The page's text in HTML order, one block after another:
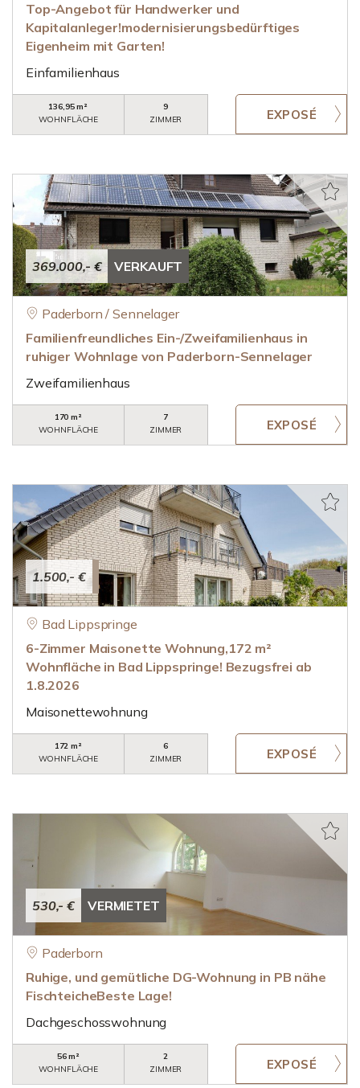
Top-Angebot für Handwerker und
Kapitalanleger!modernisierungsbedürftiges
Eigenheim mit Garten!
Einfamilienhaus
136,95 m²
WOHNFLÄCHE
9
ZIMMER
369.000,- € VERKAUFT
Paderborn / Sennelager
Familienfreundliches Ein-/Zweifamilienhaus in
ruhiger Wohnlage von Paderborn-Sennelager
Zweifamilienhaus
170 m²
WOHNFLÄCHE
7
ZIMMER
1.500,- €
Bad Lippspringe
6-Zimmer Maisonette Wohnung,172 m²
Wohnfläche in Bad Lippspringe! Bezugsfrei ab
1.8.2026
Maisonettewohnung
172 m²
WOHNFLÄCHE
6
ZIMMER
530,- € VERMIETET
Paderborn
Ruhige, und gemütliche DG-Wohnung in PB nähe
FischteicheBeste Lage!
Dachgeschosswohnung
56 m²
WOHNFLÄCHE
2
ZIMMER